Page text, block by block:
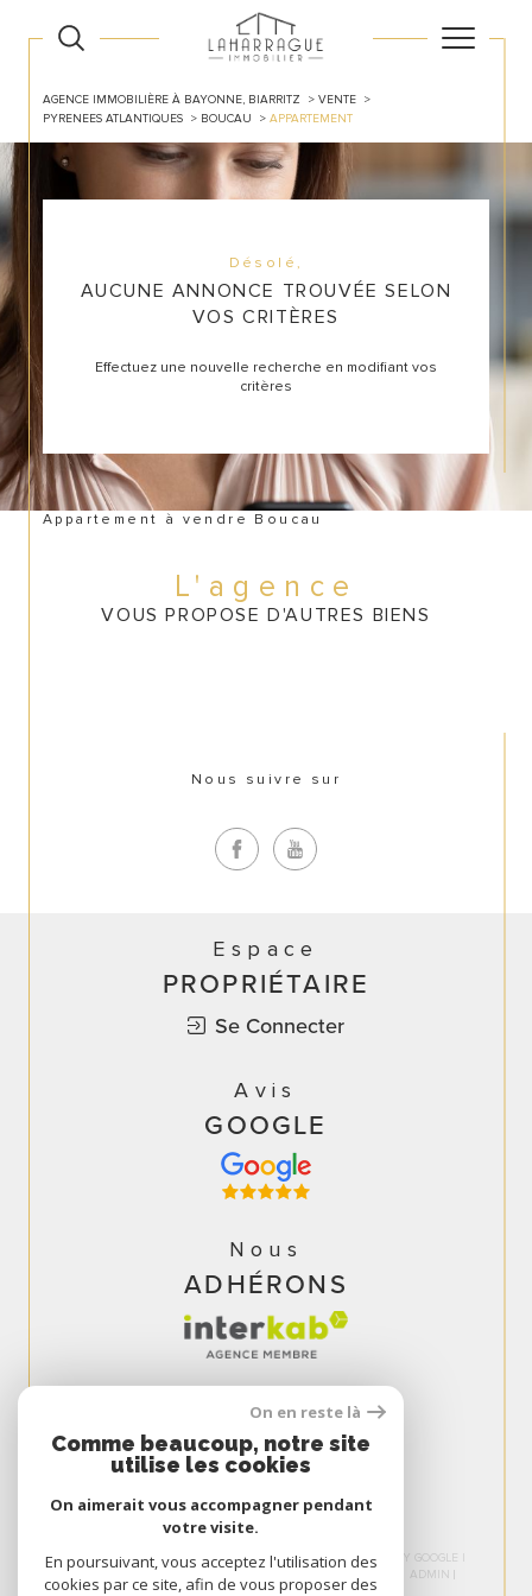
AGENCE IMMOBILIÈRE À BAYONNE, BIARRITZ
VENTE
PYRENEES ATLANTIQUES
BOUCAU APPARTEMENT
Désolé,
AUCUNE ANNONCE TROUVÉE SELON
VOS CRITÈRES
Effectuez une nouvelle recherche en modifiant vos
critères
Appartement à vendre Boucau
L'agence
VOUS PROPOSE D'AUTRES BIENS
Nous suivre sur
Espace
PROPRIÉTAIRE
Se Connecter
Avis
GOOGLE
Nous
ADHÉRONS
© 2026 | TOUS DROITS RÉSERVÉS | TRADUCTION POWERED BY GOOGLE |
NOS HONORAIRES
PLAN DU SITE
ADMIN
NOS LIENS
POLITIQUE RGPD COOKIES
On en reste là
Comme beaucoup, notre site
utilise les cookies
On aimerait vous accompagner pendant
votre visite.
En poursuivant, vous acceptez l'utilisation des
cookies par ce site, afin de vous proposer des